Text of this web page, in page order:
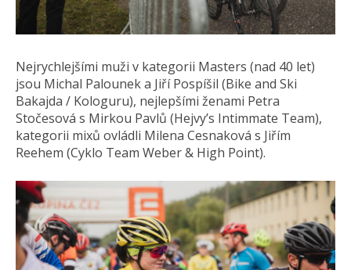
Nejrychlejšími muži v kategorii Masters (nad 40 let)
jsou Michal Palounek a Jiří Pospíšil (Bike and Ski
Bakajda / Kologuru), nejlepšími ženami Petra
Stočesová s Mirkou Pavlů (Hejvy’s Intimmate Team),
kategorii mixů ovládli Milena Cesnaková s Jiřím
Reehem (Cyklo Team Weber & High Point).